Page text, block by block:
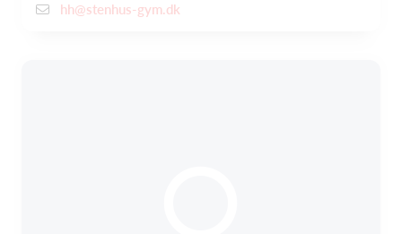
hh@stenhus-gym.dk